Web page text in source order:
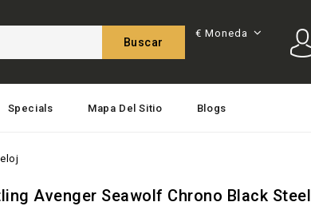
Buscar
€ Moneda
Specials Mapa Del Sitio Blogs
Avenger Seawolf Chrono Black Steel